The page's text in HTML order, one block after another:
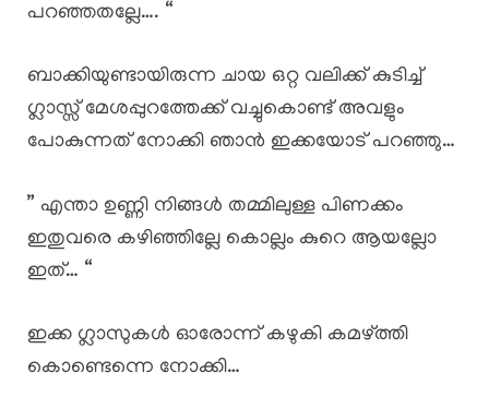
പറഞ്ഞതല്ലേ…. “
ബാക്കിയുണ്ടായിരുന്ന ചായ ഒറ്റ വലിക്ക് കുടിച്ച്
ഗ്ലാസ്സ് മേശപ്പുറത്തേക്ക് വച്ചുകൊണ്ട് അവളും
പോകുന്നത് നോക്കി ഞാൻ ഇക്കയോട് പറഞ്ഞു…
” എന്താ ഉണ്ണി നിങ്ങൾ തമ്മിലുള്ള പിണക്കം
ഇതുവരെ കഴിഞ്ഞില്ലേ കൊല്ലം കുറെ ആയല്ലോ
ഇത്… “
ഇക്ക ഗ്ലാസുകൾ ഓരോന്ന് കഴുകി കമഴ്ത്തി
കൊണ്ടെന്നെ നോക്കി…